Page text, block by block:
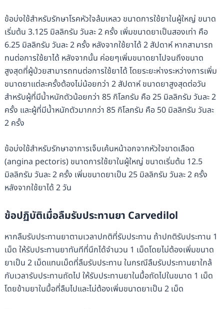
ข้อบ่งใช้สำหรับรักษาโรคหัวใจล้มเหลว ขนาดการใช้ยาในผู้ใหญ่ ขนาด
เริ่มต้น 3.125 มิลลิกรัม วันละ 2 ครั้ง เพิ่มขนาดยาเป็นสองเท่า คือ
6.25 มิลลิกรัม วันละ 2 ครั้ง หลังจากใช้ยาได้ 2 สัปดาห์ หากสามารถ
ทนต่อการใช้ยาได้ หลังจากนั้น ค่อยๆเพิ่มขนาดยาไปจนถึงขนาด
สูงสุดที่ผู้ป่วยสามารถทนต่อการใช้ยาได้ โดยระยะห่างระหว่างการเพิ่ม
ขนาดยาแต่ละครั้งต้องไม่น้อยกว่า 2 สัปดาห์ ขนาดยาสูงสุดต่อวัน
สำหรับผู้ที่มีน้ำหนักตัวน้อยกว่า 85 กิโลกรัม คือ 25 มิลลิกรัม วันละ 2
ครั้ง และผู้ที่มีน้ำหนักตัวมากกว่า 85 กิโลกรัม คือ 50 มิลลิกรัม วันละ
2 ครั้ง
ข้อบ่งใช้สำหรับรักษาอาการเจ็บเค้นหน้าอกจากหัวใจขาดเลือด
(angina pectoris) ขนาดการใช้ยาในผู้ใหญ่ ขนาดเริ่มต้น 12.5
มิลลิกรัม วันละ 2 ครั้ง เพิ่มขนาดยาเป็น 25 มิลลิกรัม วันละ 2 ครั้ง
หลังจากใช้ยาได้ 2 วัน
ข้อปฏิบัติเมื่อลืมรับประทานยา Carvedilol
หากลืมรับประทานยาตามเวลาปกติที่รับประทาน ถ้าปกติรับประทาน 1
เม็ด ให้รับประทานยาทันทีที่นึกได้จำนวน 1 เม็ดโดยไม่ต้องเพิ่มขนาด
ยาเป็น 2 เม็ดแทนเม็ดที่ลืมรับประทาน ในกรณีลืมรับประทานยาใกล้
กับเวลารับประทานถัดไป ให้รับประทานยาในมื้อถัดไปในขนาด 1 เม็ด
โดยข้ามยาในมื้อที่ลืมไปและไม่ต้องเพิ่มขนาดยาเป็น 2 เม็ด